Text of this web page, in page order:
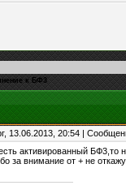
к БФ3
13.06.2013, 20:54 |
активированный БФ3,то
за внимание от + не